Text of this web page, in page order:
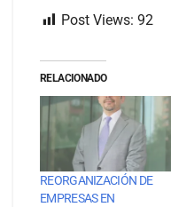
Post Views: 92
RELACIONADO
REORGANIZACIÓN DE
EMPRESAS EN